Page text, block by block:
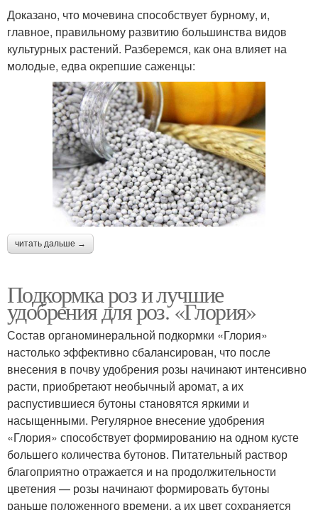
Доказано, что мочевина способствует бурному, и,
главное, правильному развитию большинства видов
культурных растений. Разберемся, как она влияет на
молодые, едва окрепшие саженцы:
читать дальше →
Подкормка роз и лучшие
удобрения для роз. «Глория»
Состав органоминеральной подкормки «Глория»
настолько эффективно сбалансирован, что после
внесения в почву удобрения розы начинают интенсивно
расти, приобретают необычный аромат, а их
распустившиеся бутоны становятся яркими и
насыщенными. Регулярное внесение удобрения
«Глория» способствует формированию на одном кусте
большего количества бутонов. Питательный раствор
благоприятно отражается и на продолжительности
цветения — розы начинают формировать бутоны
раньше положенного времени, а их цвет сохраняется